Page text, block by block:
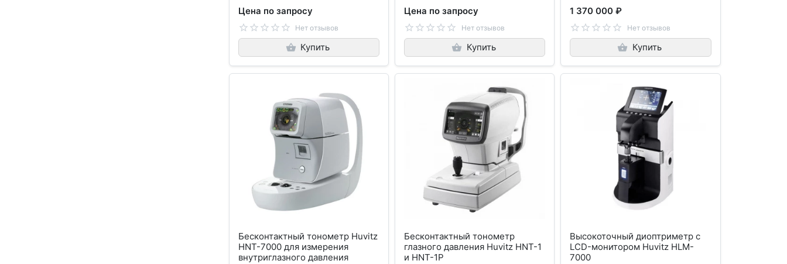
Цена по запросу
Нет отзывов
Купить
Цена по запросу
Нет отзывов
Купить
1 370 000 ₽
Нет отзывов
Купить
Бесконтактный тонометр Huvitz
HNT-7000 для измерения
внутриглазного давления
Бесконтактный тонометр
глазного давления Huvitz HNT-1
и HNT-1P
Высокоточный диоптриметр с
LCD-монитором Huvitz HLM-
7000